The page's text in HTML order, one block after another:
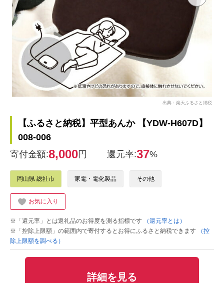
出典：楽天ふるさと納税
【ふるさと納税】平型あんか 【YDW-H607D】
008-006
寄付金額:8,000円 還元率:37%
岡山県 総社市 家電・電化製品 その他
お気に入り
※「還元率」とは返礼品のお得度を測る指標です
（還元率とは）
※「控除上限額」の範囲内で寄付するとお得にふるさと納税できます
（控
除上限額を調べる）
詳細を見る